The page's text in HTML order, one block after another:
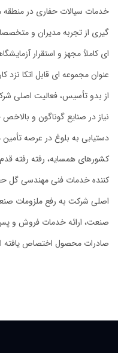
خدمات سیالات حفاری در
گیری از تجربه مدیران و
ای کاملاً مجهز و استقرار
عنوان مجموعه ای قابل اتکا نزد
از بدو تأسیس، فعالیت اصلی
نیاز در صنایع گوناگون و
دستیابی به بلوغ در عرصه تأمین
کشورهای همسایه، رفته رفته
کننده خدمات فنی مهندسی گل
اصلی شرکت به رفع ملزومات
صنعت، ارائه خدمات فروش و
صادرات محصول اختصاص